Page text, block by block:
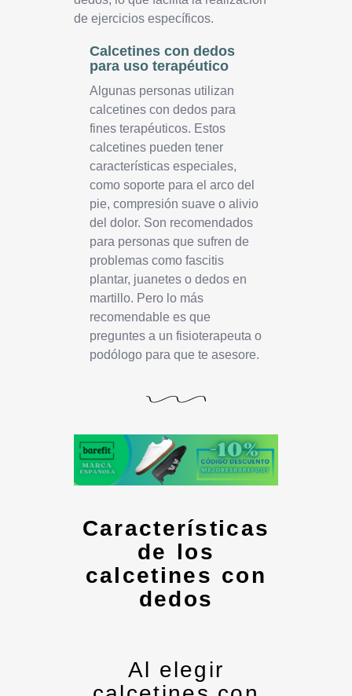
de ejercicios específicos.
Calcetines con dedos
para uso terapéutico
Algunas personas utilizan
calcetines con dedos para
fines terapéuticos. Estos
calcetines pueden tener
características especiales,
como soporte para el arco del
pie, compresión suave o alivio
del dolor. Son recomendados
para personas que sufren de
problemas como fascitis
plantar, juanetes o dedos en
martillo. Pero lo más
recomendable es que
preguntes a un fisioterapeuta o
podólogo para que te asesore.
Características
de los
calcetines con
dedos
Al elegir